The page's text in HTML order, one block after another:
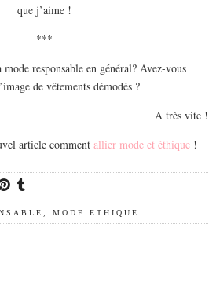
que j’aime !
***
responsable en général? Avez-vous
de vêtements démodés ?
A très vite !
article comment allier mode et éthique !
MODE ETHIQUE